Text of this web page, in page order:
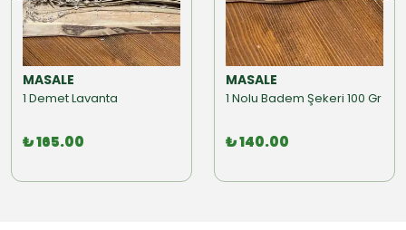
MASALE
1 Demet Lavanta
₺ 165.00
MASALE
1 Nolu Badem Şekeri 100 Gr
₺ 140.00